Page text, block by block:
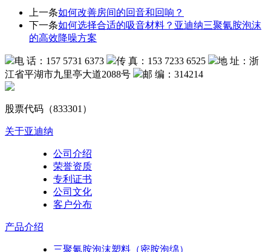
上一条如何改善房间的回音和回响？
下一条如何选择合适的吸音材料？亚迪纳三聚氰胺泡沫
的高效降噪方案
电 话：157 5731 6373 传 真：153 7233 6525
地 址：浙
江省平湖市九里亭大道2088号
邮 编：314214
股票代码（833301）
关于亚迪纳
公司介绍
荣誉资质
专利证书
公司文化
客户分布
产品介绍
三聚氰胺泡沫塑料（密胺泡绵）